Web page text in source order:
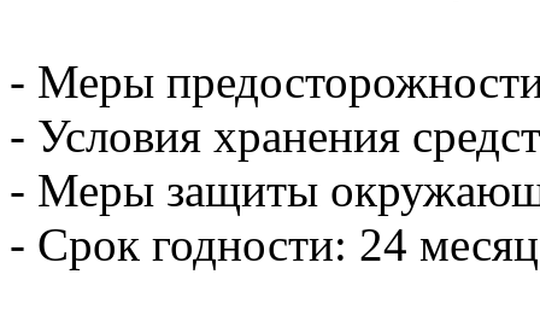
- Меры
- Условия хранения
- Меры защиты
- Срок годности: 24